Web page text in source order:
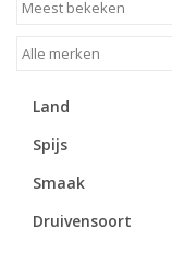
Gedestilleerd
Accessoires
Relatiegeschenken
Land
Spijs
Smaak
Druivensoort